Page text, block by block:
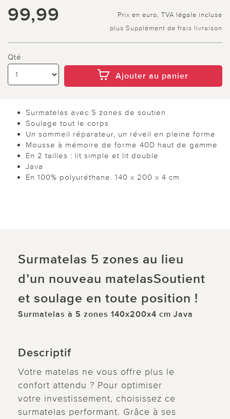
99,99
Prix en euro, TVA légale incluse
plus Supplément de frais livraison
Qté
Ajouter au panier
Surmatelas avec 5 zones de soutien
Soulage tout le corps
Un sommeil réparateur, un réveil en pleine forme
Mousse à mémoire de forme 40D haut de gamme
En 2 tailles : lit simple et lit double
Java
En 100% polyuréthane. 140 x 200 x 4 cm
Surmatelas 5 zones au lieu
d’un nouveau matelasSoutient
et soulage en toute position !
Surmatelas à 5 zones 140x200x4 cm Java
Descriptif
Votre matelas ne vous offre plus le
confort attendu ? Pour optimiser
votre investissement, choisissez ce
surmatelas performant. Grâce à ses